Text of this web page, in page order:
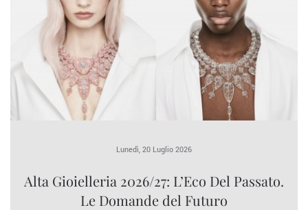
Lunedì, 20 Luglio 2026
Alta Gioielleria 2026/27: L’Eco Del Passato.
Le Domande del Futuro